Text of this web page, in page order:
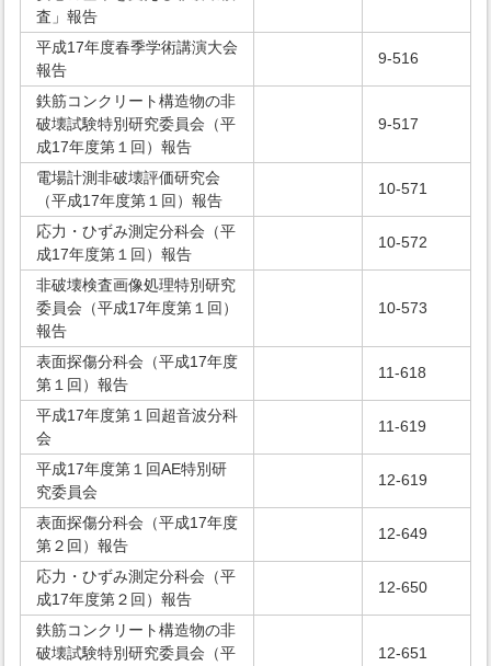
査」報告
平成17年度春季学術講演大会
報告
9-516
鉄筋コンクリート構造物の非
破壊試験特別研究委員会（平
成17年度第１回）報告
9-517
電場計測非破壊評価研究会
（平成17年度第１回）報告
10-571
応力・ひずみ測定分科会（平
成17年度第１回）報告
10-572
非破壊検査画像処理特別研究
委員会（平成17年度第１回）
報告
10-573
表面探傷分科会（平成17年度
第１回）報告
11-618
平成17年度第１回超音波分科
会
11-619
平成17年度第１回AE特別研
究委員会
12-619
表面探傷分科会（平成17年度
第２回）報告
12-649
応力・ひずみ測定分科会（平
成17年度第２回）報告
12-650
鉄筋コンクリート構造物の非
破壊試験特別研究委員会（平
12-651